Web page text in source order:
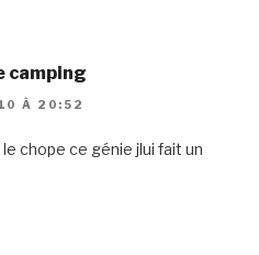
camping
À 20:52
le chope ce génie jlui fait un